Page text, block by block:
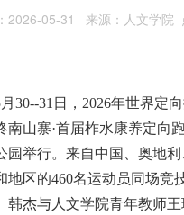
2026-05-31 来源：人文学院
月 30--31 日， 2026年世界定
南山寨·首届柞水康养定向
园举行。来自中国、奥地
地区的460名运动员同场竞
韩杰与人文学院青年教师